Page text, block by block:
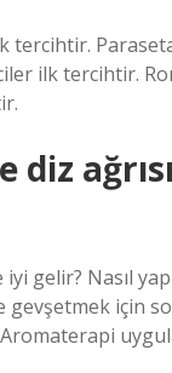
tercihtir.
ilk tercihtir.
diz
iyi gelir? Nasıl
gevşetmek için